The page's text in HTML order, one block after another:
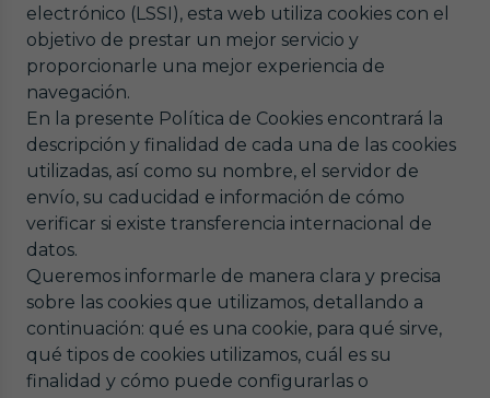
electrónico (LSSI), esta web utiliza cookies con el
objetivo de prestar un mejor servicio y
proporcionarle una mejor experiencia de
navegación.
En la presente Política de Cookies encontrará la
descripción y finalidad de cada una de las cookies
utilizadas, así como su nombre, el servidor de
envío, su caducidad e información de cómo
verificar si existe transferencia internacional de
datos.
Queremos informarle de manera clara y precisa
sobre las cookies que utilizamos, detallando a
continuación: qué es una cookie, para qué sirve,
qué tipos de cookies utilizamos, cuál es su
finalidad y cómo puede configurarlas o